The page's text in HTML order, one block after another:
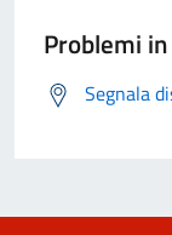
Problemi
Segnala